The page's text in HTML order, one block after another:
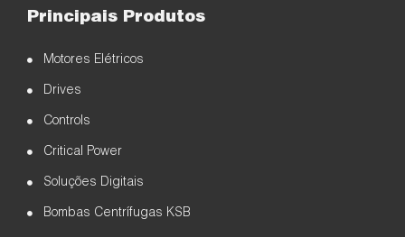
Principais Produtos
Motores Elétricos
Drives
Controls
Critical Power
Soluções Digitais
Bombas Centrífugas KSB